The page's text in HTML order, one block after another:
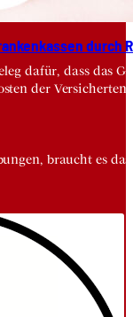
durch
dafür, dass das
der Versicherten.
braucht es